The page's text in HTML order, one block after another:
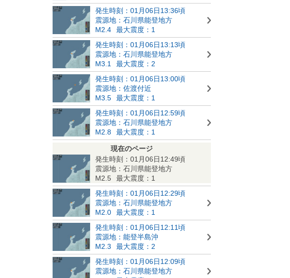
発生時刻：01月06日13:36頃
震源地：石川県能登地方
M2.4
最大震度：1
発生時刻：01月06日13:13頃
震源地：石川県能登地方
M3.1
最大震度：2
発生時刻：01月06日13:00頃
震源地：佐渡付近
M3.5
最大震度：1
発生時刻：01月06日12:59頃
震源地：石川県能登地方
M2.8
最大震度：1
現在のページ
発生時刻：01月06日12:49頃
震源地：石川県能登地方
M2.5
最大震度：1
発生時刻：01月06日12:29頃
震源地：石川県能登地方
M2.0
最大震度：1
発生時刻：01月06日12:11頃
震源地：能登半島沖
M2.3
最大震度：2
発生時刻：01月06日12:09頃
震源地：石川県能登地方